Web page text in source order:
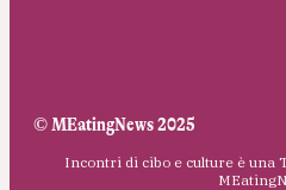
© MEatingNews 2025
Incontri di cibo e culture è una